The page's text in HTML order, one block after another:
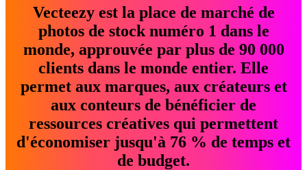
Vecteezy est la place de marché de
photos de stock numéro 1 dans le
monde, approuvée par plus de 90 000
clients dans le monde entier. Elle
permet aux marques, aux créateurs et
aux conteurs de bénéficier de
ressources créatives qui permettent
d'économiser jusqu'à 76 % de temps et
de budget.